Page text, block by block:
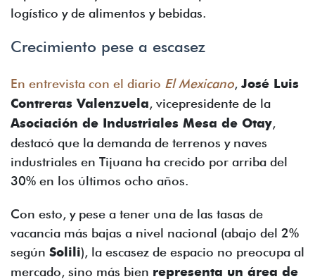
logístico y de alimentos y bebidas.
Crecimiento pese a escasez
En entrevista con el diario El Mexicano, José Luis
Contreras Valenzuela, vicepresidente de la
Asociación de Industriales Mesa de Otay,
destacó que la demanda de terrenos y naves
industriales en Tijuana ha crecido por arriba del
30% en los últimos ocho años.
Con esto, y pese a tener una de las tasas de
vacancia más bajas a nivel nacional (abajo del 2%
según Solili), la escasez de espacio no preocupa al
mercado, sino más bien representa un área de